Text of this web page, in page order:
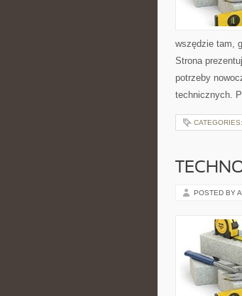
wszędzie tam,
Strona
potrzeby
technicznych.
CATEGORIES:
POSTED BY